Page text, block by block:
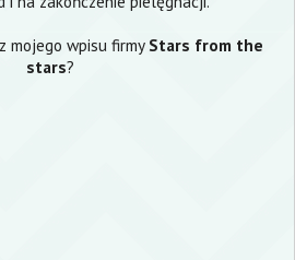
mojego wpisu firmy Stars from the
stars?